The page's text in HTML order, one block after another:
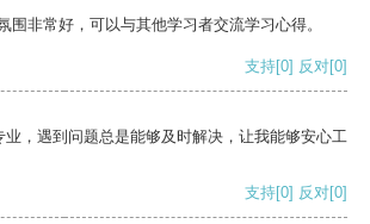
围非常好，可以与其他学习者交流学习心得。
支持[0] 反对[0]
业，遇到问题总是能够及时解决，让我能够安心工
支持[0] 反对[0]